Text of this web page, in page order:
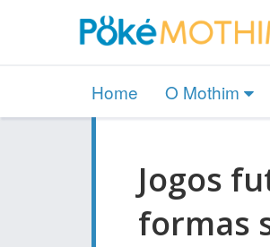
Home O Mothim
Jogos
formas